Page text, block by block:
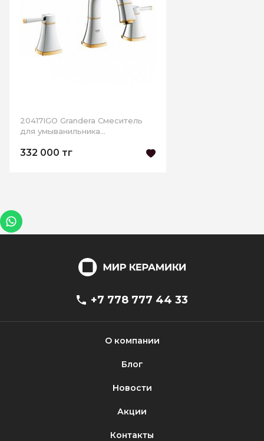
20417IGO Grandera Смеситель
для умыванильника
332 000 тг
+7 778 777 44 33
О компании
Блог
Новости
Акции
Контакты